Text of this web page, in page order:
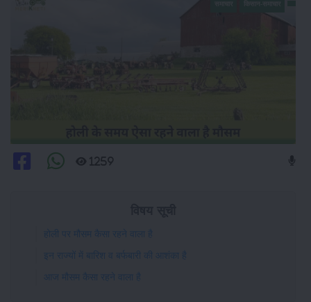
1259
होली पर मौसम कैसा रहने वाला है
इन राज्यों में बारिश व बर्फबारी की आशंका है
आज मौसम कैसा रहने वाला है